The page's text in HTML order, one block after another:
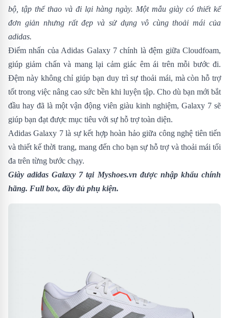
bộ, tập thể thao và đi lại hàng ngày. Một mẫu giày có thiết kế
đơn giản nhưng rất đẹp và sử dụng vô cùng thoải mái của
adidas.
Điểm nhấn của Adidas Galaxy 7 chính là đệm giữa Cloudfoam,
giúp giảm chấn và mang lại cảm giác êm ái trên mỗi bước đi.
Đệm này không chỉ giúp bạn duy trì sự thoải mái, mà còn hỗ trợ
tốt trong việc nâng cao sức bền khi luyện tập. Cho dù bạn mới bắt
đầu hay đã là một vận động viên giàu kinh nghiệm, Galaxy 7 sẽ
giúp bạn đạt được mục tiêu với sự hỗ trợ toàn diện.
Adidas Galaxy 7 là sự kết hợp hoàn hảo giữa công nghệ tiên tiến
và thiết kế thời trang, mang đến cho bạn sự hỗ trợ và thoải mái tối
đa trên từng bước chạy.
Giày adidas Galaxy 7 tại Myshoes.vn được nhập khẩu chính
hãng. Full box, đầy đủ phụ kiện.